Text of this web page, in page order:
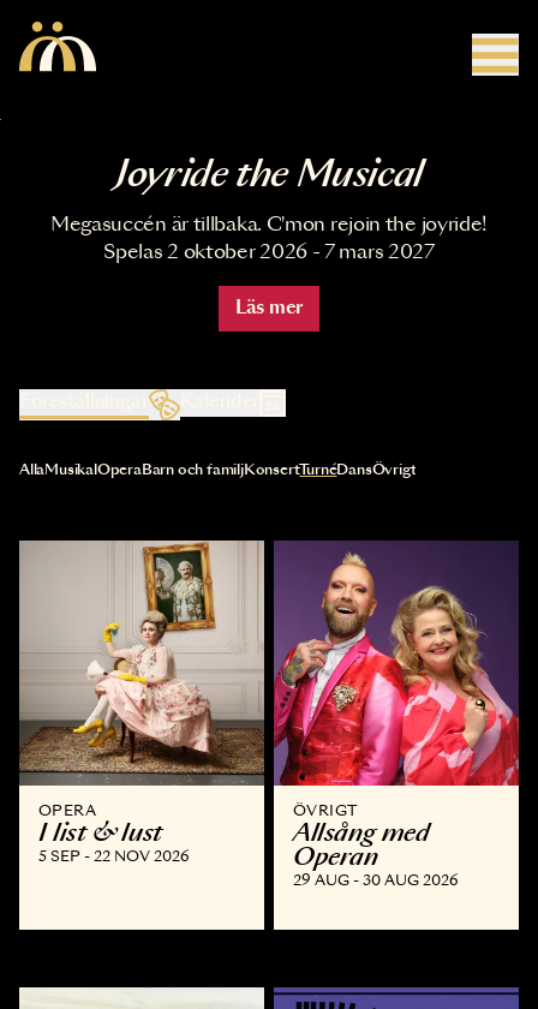
Joyride the Musical
Megasuccén är tillbaka. C'mon rejoin the joyride!
Spelas 2 oktober 2026 - 7 mars 2027
Läs mer
Kalender
Val av kategori uppdaterar innehållet automatiskt
AllaMusikal OperaBarn och familjKonsertTurnéDansÖvrigt
OPERA
I list & lust
5 SEP - 22 NOV 2026
ÖVRIGT
Allsång med
Operan
29 AUG - 30 AUG 2026